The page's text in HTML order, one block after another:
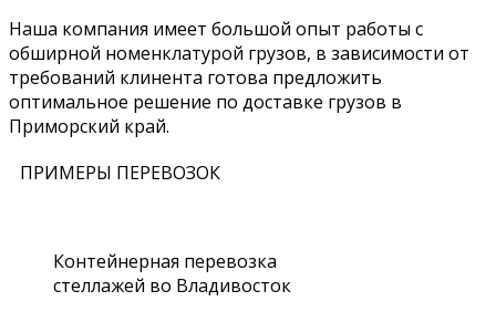
Наша компания имеет большой опыт работы с
обширной номенклатурой грузов, в зависимости от
требований клинента готова предложить
оптимальное решение по доставке грузов в
Приморский край.
ПРИМЕРЫ ПЕРЕВОЗОК
Контейнерная перевозка
стеллажей во Владивосток